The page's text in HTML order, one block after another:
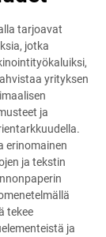
tarjoavat
jotka
yrityksen
ja
erinomainen
ja tekstin
tekee
ja